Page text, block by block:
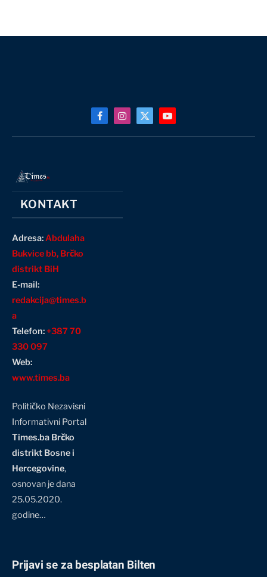
FacebookInstagram
X
(Twitter)
YouTube
KONTAKT
Adresa:Abdulaha
Bukvice bb, Brčko
distrikt BiH
E-mail:
redakcija@times.b
a
Telefon:+387 70
330 097
Web:
www.times.ba
Političko Nezavisni
Informativni Portal
Times.ba Brčko
distrikt Bosne i
Hercegovine,
osnovan je dana
25.05.2020.
godine…
Prijavi se za besplatan Bilten